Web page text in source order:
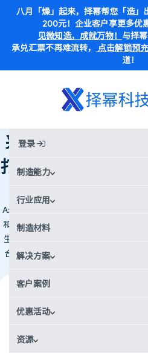
八月「燥」起来，择幂帮您「造」
200元！企业客户享更多优
见微知造，成就万物！ 与择
承兑汇票不再难流转， 点击解锁预
道！
登录
制造能力
行业应用
制造材料
解决方案
客户案例
优惠活动
资源
采用革命性混合型
打印机，短短 9 个
Axtra3D 开发了 Lumia 3D 打印机，采
和激光光源。借助 Xometry 择幂科技
生产了约 2,000 个铝合金部件，从小
合作使其在 Formnext 论坛上成功发布
机械制造
国家
美国